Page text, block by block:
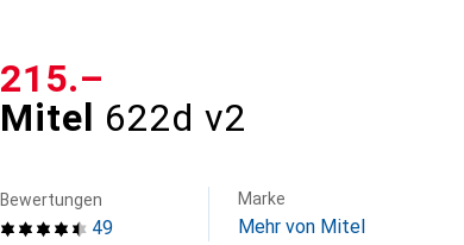
Mitel 622d v2
CHF
215.–
49
Bewertungen Marke
Mehr von Mitel